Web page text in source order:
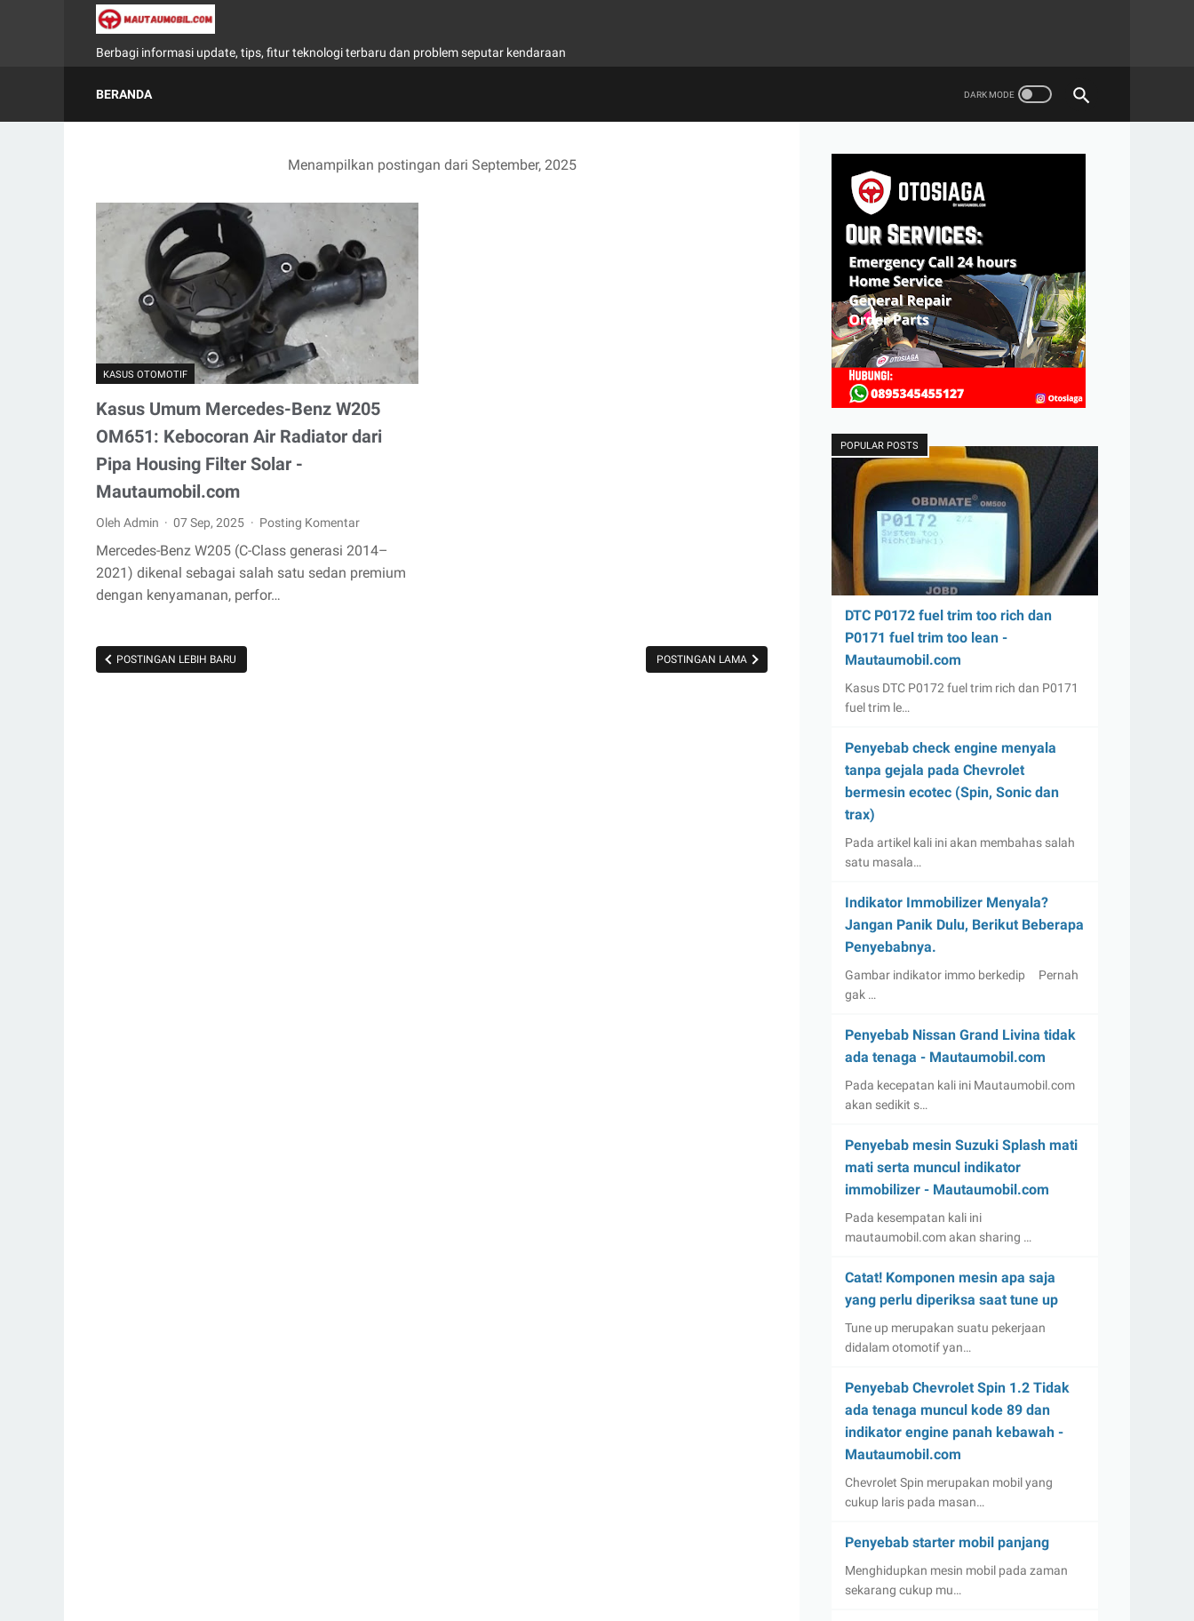
Berbagi informasi update, tips, fitur teknologi terbaru dan problem seputar kendaraan
BERANDA
Menampilkan postingan dari September, 2025
KASUS OTOMOTIF
Kasus Umum Mercedes-Benz W205
OM651: Kebocoran Air Radiator dari
Pipa Housing Filter Solar -
Mautaumobil.com
Oleh Admin 07 Sep, 2025 Posting Komentar
Mercedes-Benz W205 (C-Class generasi 2014–
2021) dikenal sebagai salah satu sedan premium
dengan kenyamanan, perfor…
POSTINGAN LEBIH BARU POSTINGAN LAMA
POPULAR POSTS
DTC P0172 fuel trim too rich dan
P0171 fuel trim too lean -
Mautaumobil.com
Kasus DTC P0172 fuel trim rich dan P0171
fuel trim le…
Penyebab check engine menyala
tanpa gejala pada Chevrolet
bermesin ecotec (Spin, Sonic dan
trax)
Pada artikel kali ini akan membahas salah
satu masala…
Indikator Immobilizer Menyala?
Jangan Panik Dulu, Berikut Beberapa
Penyebabnya.
Gambar indikator immo berkedip Pernah
gak …
Penyebab Nissan Grand Livina tidak
ada tenaga - Mautaumobil.com
Pada kecepatan kali ini Mautaumobil.com
akan sedikit s…
Penyebab mesin Suzuki Splash mati
mati serta muncul indikator
immobilizer - Mautaumobil.com
Pada kesempatan kali ini
mautaumobil.com akan sharing …
Catat! Komponen mesin apa saja
yang perlu diperiksa saat tune up
Tune up merupakan suatu pekerjaan
didalam otomotif yan…
Penyebab Chevrolet Spin 1.2 Tidak
ada tenaga muncul kode 89 dan
indikator engine panah kebawah -
Mautaumobil.com
Chevrolet Spin merupakan mobil yang
cukup laris pada masan…
Penyebab starter mobil panjang
Menghidupkan mesin mobil pada zaman
sekarang cukup mu…